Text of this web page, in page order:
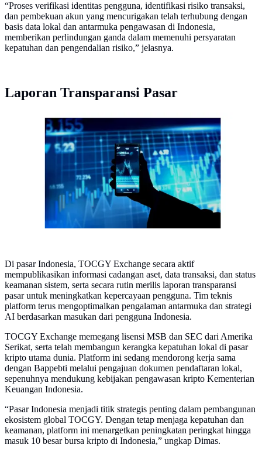
“Proses verifikasi identitas pengguna, identifikasi risiko transaksi,
dan pembekuan akun yang mencurigakan telah terhubung dengan
basis data lokal dan antarmuka pengawasan di Indonesia,
memberikan perlindungan ganda dalam memenuhi persyaratan
kepatuhan dan pengendalian risiko,” jelasnya.
Laporan Transparansi Pasar
Ilustrasi crypto, kripto atau perdagangan kripto. Foto:
Freepik
Di pasar Indonesia, TOCGY Exchange secara aktif
mempublikasikan informasi cadangan aset, data transaksi, dan status
keamanan sistem, serta secara rutin merilis laporan transparansi
pasar untuk meningkatkan kepercayaan pengguna. Tim teknis
platform terus mengoptimalkan pengalaman antarmuka dan strategi
AI berdasarkan masukan dari pengguna Indonesia.
TOCGY Exchange memegang lisensi MSB dan SEC dari Amerika
Serikat, serta telah membangun kerangka kepatuhan lokal di pasar
kripto utama dunia. Platform ini sedang mendorong kerja sama
dengan Bappebti melalui pengajuan dokumen pendaftaran lokal,
sepenuhnya mendukung kebijakan pengawasan kripto Kementerian
Keuangan Indonesia.
“Pasar Indonesia menjadi titik strategis penting dalam pembangunan
ekosistem global TOCGY. Dengan tetap menjaga kepatuhan dan
keamanan, platform ini menargetkan peningkatan peringkat hingga
masuk 10 besar bursa kripto di Indonesia,” ungkap Dimas.